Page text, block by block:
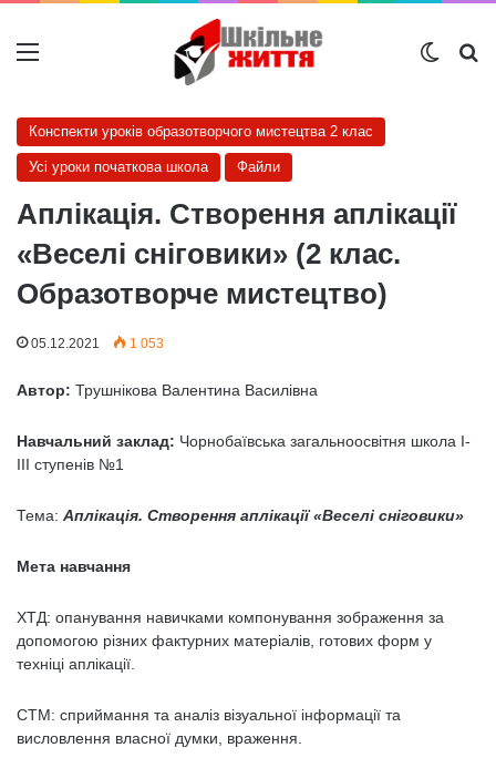
Меню
Конспекти уроків образотворчого мистецтва 2 клас
Усі уроки початкова школа Файли
Аплікація. Створення аплікації
«Веселі сніговики» (2 клас.
Образотворче мистецтво)
05.12.2021 1 053
Автор: Трушнікова Валентина Василівна
Навчальний заклад: Чорнобаївська загальноосвітня школа І-
ІІІ ступенів №1
Тема: Аплікація. Створення аплікації «Веселі сніговики»
Мета навчання
ХТД: опанування навичками компонування зображення за
допомогою різних фактурних матеріалів, готових форм у
техніці аплікації.
СТМ: сприймання та аналіз візуальної інформації та
висловлення власної думки, враження.